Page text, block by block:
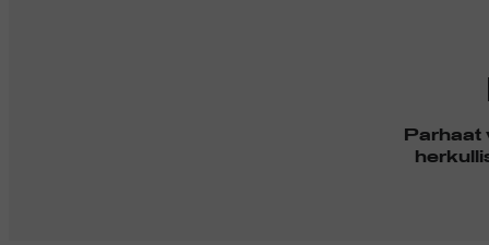
Parhaat